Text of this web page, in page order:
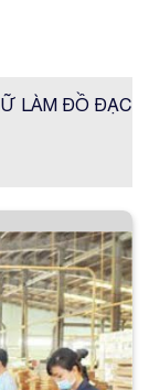
LÀM ĐỒ ĐẠC